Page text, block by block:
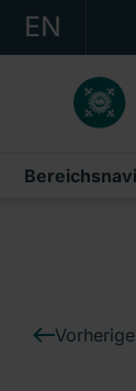
EN
KONZERN
KLINIKEN
KARRIERE
Ein
IR-News
Vorherige